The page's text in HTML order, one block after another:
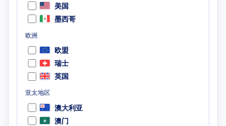
美国
墨西哥
欧洲
欧盟
瑞士
英国
亚太地区
澳大利亚
澳门